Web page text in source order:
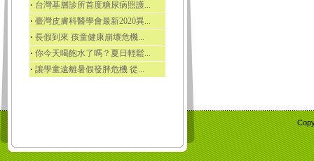
‧ 台灣基層診所首度糖尿病照護...
‧ 臺灣皮膚科醫學會最新2020異...
‧ 長假到來 孩童健康崩壞危機...
‧ 你今天喝飽水了嗎？夏日輕鬆...
‧ 讓學童遠離暑假發胖危機 從...